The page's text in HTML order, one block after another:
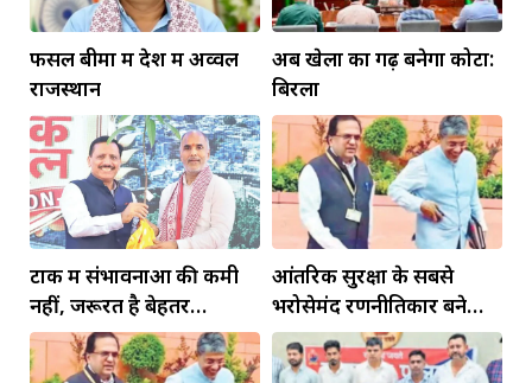
फसल बीमा में देश में अव्वल
राजस्थान
अब खेलों का गढ़ बनेगा कोटा:
बिरला
टोंक में संभावनाओं की कमी
नहीं, जरूरत है बेहतर
इंफ्रास्ट्रक्चर की
आंतरिक सुरक्षा के सबसे
भरोसेमंद रणनीतिकार बने
रहेंगे गोविंद मोहन